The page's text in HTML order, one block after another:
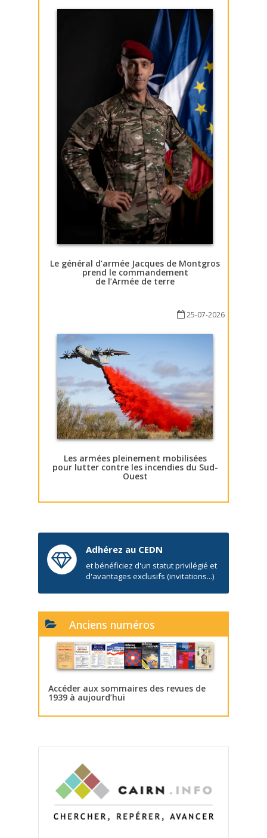
Le général d’armée Jacques de Montgros
prend le commandement
de l’Armée de terre
25-07-2026
Les armées pleinement mobilisées
pour lutter contre les incendies du Sud-
Ouest
Adhérez au CEDN
et bénéficiez d'un statut privilégié et
d'avantages exclusifs (invitations...)
Anciens numéros
Accéder aux sommaires des revues de
1939 à aujourd’hui